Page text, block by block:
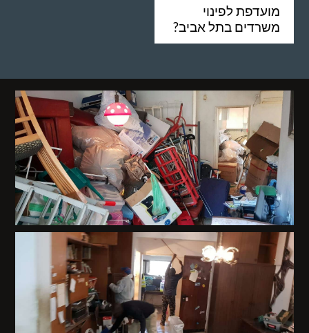
מועדפת לפינוי
משרדים בתל אביב?